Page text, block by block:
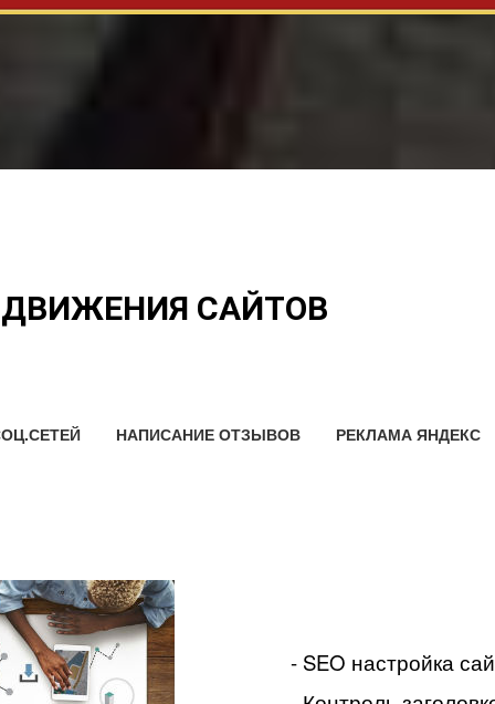
САЙТОВ
НАПИСАНИЕ ОТЗЫВОВ РЕКЛАМА ЯНДЕКС
- SEO настройка